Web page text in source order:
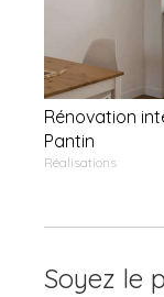
Rénovation
Pantin
Réalisations
Soyez le